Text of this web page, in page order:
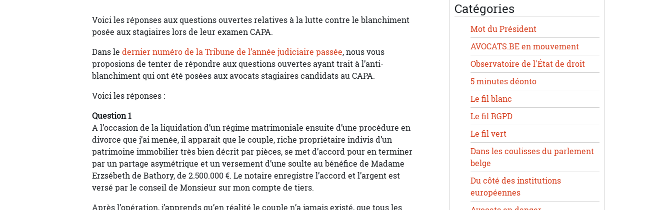
Voici les réponses aux questions ouvertes relatives à la lutte contre le blanchiment
posée aux stagiaires lors de leur examen CAPA.
Dans le dernier numéro de la Tribune de l’année judiciaire passée, nous vous
proposions de tenter de répondre aux questions ouvertes ayant trait à l’anti-
blanchiment qui ont été posées aux avocats stagiaires candidats au CAPA.
Voici les réponses :
Question 1
A l’occasion de la liquidation d’un régime matrimoniale ensuite d’une procédure en
divorce que j’ai menée, il apparait que le couple, riche propriétaire indivis d’un
patrimoine immobilier très bien décrit par pièces, se met d’accord pour en terminer
par un partage asymétrique et un versement d’une soulte au bénéfice de Madame
Erzsébeth de Bathory, de 2.500.000 €. Le notaire enregistre l’accord et l’argent est
versé par le conseil de Monsieur sur mon compte de tiers.
Après l’opération, j’apprends qu’en réalité le couple n’a jamais existé, que tous les
Catégories
Mot du Président
AVOCATS.BE en mouvement
Observatoire de l'État de droit
5 minutes déonto
Le fil blanc
Le fil RGPD
Le fil vert
Dans les coulisses du parlement
belge
Du côté des institutions
européennes